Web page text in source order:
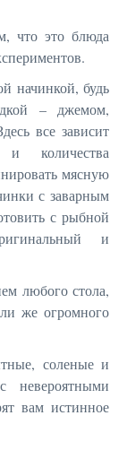
что это блюда
начинкой, будь
– джемом,
все зависит
количества
мясную
с заварным
с рыбной
и
любого стола,
же огромного
соленые и
невероятными
вам истинное